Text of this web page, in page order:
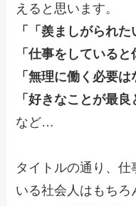
えると思います。
「「羨ましがられた
「仕事をしていると
「無理に働く必要は
「好きなことが最良
など…
タイトルの通り、
いる社会人はもちろ